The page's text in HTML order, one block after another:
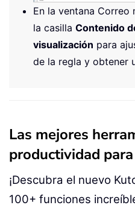
En la ventana Correo
la casilla Contenido
visualización para
de la regla y obtener
Las mejores
productividad
¡Descubra el nuevo
100+ funciones